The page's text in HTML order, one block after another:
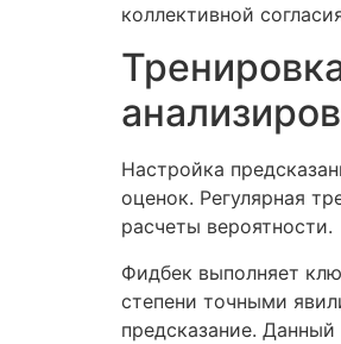
коллективной
Настройка
оценок. Регулярная
расчеты вероятности.
Фидбек выполняет
степени точными
предсказание.